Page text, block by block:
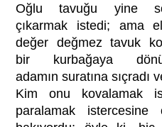
Oğlu tavuğu yine
çıkarmak istedi; ama
değer değmez tavuk
bir kurbağaya
adamın suratına sıçradı
Kim onu kovalamak
paralamak